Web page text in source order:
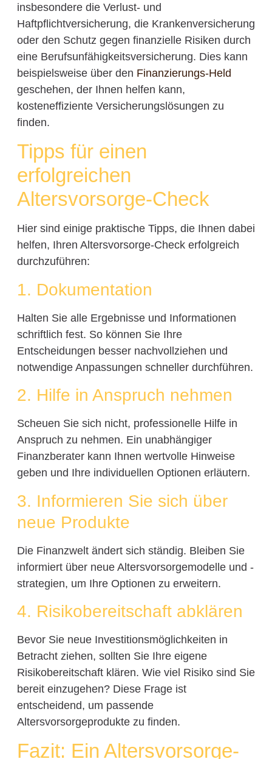
insbesondere die Verlust- und
Haftpflichtversicherung, die Krankenversicherung
oder den Schutz gegen finanzielle Risiken durch
eine Berufsunfähigkeitsversicherung. Dies kann
beispielsweise über den Finanzierungs-Held
geschehen, der Ihnen helfen kann,
kosteneffiziente Versicherungslösungen zu
finden.
Tipps für einen
erfolgreichen
Altersvorsorge-Check
Hier sind einige praktische Tipps, die Ihnen dabei
helfen, Ihren Altersvorsorge-Check erfolgreich
durchzuführen:
1. Dokumentation
Halten Sie alle Ergebnisse und Informationen
schriftlich fest. So können Sie Ihre
Entscheidungen besser nachvollziehen und
notwendige Anpassungen schneller durchführen.
2. Hilfe in Anspruch nehmen
Scheuen Sie sich nicht, professionelle Hilfe in
Anspruch zu nehmen. Ein unabhängiger
Finanzberater kann Ihnen wertvolle Hinweise
geben und Ihre individuellen Optionen erläutern.
3. Informieren Sie sich über
neue Produkte
Die Finanzwelt ändert sich ständig. Bleiben Sie
informiert über neue Altersvorsorgemodelle und -
strategien, um Ihre Optionen zu erweitern.
4. Risikobereitschaft abklären
Bevor Sie neue Investitionsmöglichkeiten in
Betracht ziehen, sollten Sie Ihre eigene
Risikobereitschaft klären. Wie viel Risiko sind Sie
bereit einzugehen? Diese Frage ist
entscheidend, um passende
Altersvorsorgeprodukte zu finden.
Fazit: Ein Altersvorsorge-